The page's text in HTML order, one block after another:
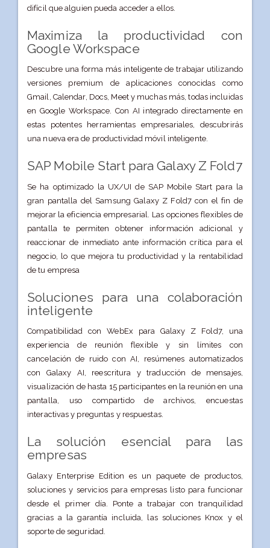
difícil que alguien pueda acceder a ellos.
Maximiza la productividad con
Google Workspace
Descubre una forma más inteligente de trabajar utilizando
versiones premium de aplicaciones conocidas como
Gmail, Calendar, Docs, Meet y muchas más, todas incluidas
en Google Workspace. Con AI integrado directamente en
estas potentes herramientas empresariales, descubrirás
una nueva era de productividad móvil inteligente.
SAP Mobile Start para Galaxy Z Fold7
Se ha optimizado la UX/UI de SAP Mobile Start para la
gran pantalla del Samsung Galaxy Z Fold7 con el fin de
mejorar la eficiencia empresarial. Las opciones flexibles de
pantalla te permiten obtener información adicional y
reaccionar de inmediato ante información crítica para el
negocio, lo que mejora tu productividad y la rentabilidad
de tu empresa
Soluciones para una colaboración
inteligente
Compatibilidad con WebEx para Galaxy Z Fold7, una
experiencia de reunión flexible y sin límites con
cancelación de ruido con AI, resúmenes automatizados
con Galaxy AI, reescritura y traducción de mensajes,
visualización de hasta 15 participantes en la reunión en una
pantalla, uso compartido de archivos, encuestas
interactivas y preguntas y respuestas.
La solución esencial para las
empresas
Galaxy Enterprise Edition es un paquete de productos,
soluciones y servicios para empresas listo para funcionar
desde el primer día. Ponte a trabajar con tranquilidad
gracias a la garantía incluida, las soluciones Knox y el
soporte de seguridad.